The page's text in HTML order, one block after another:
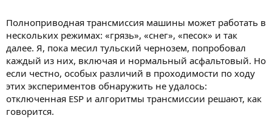
Полноприводная трансмиссия машины может работать в
нескольких режимах: «грязь», «снег», «песок» и так
далее. Я, пока месил тульский чернозем, попробовал
каждый из них, включая и нормальный асфальтовый. Но
если честно, особых различий в проходимости по ходу
этих экспериментов обнаружить не удалось:
отключенная ESP и алгоритмы трансмиссии решают, как
говорится.